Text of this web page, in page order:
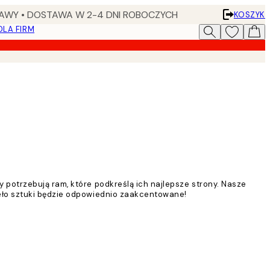
• DOSTAWA W 2-4 DNI ROBOCZYCH
KOSZYK
FIRM
potrzebują ram, które podkreślą ich najlepsze strony. Nasze
sztuki będzie odpowiednio zaakcentowane!